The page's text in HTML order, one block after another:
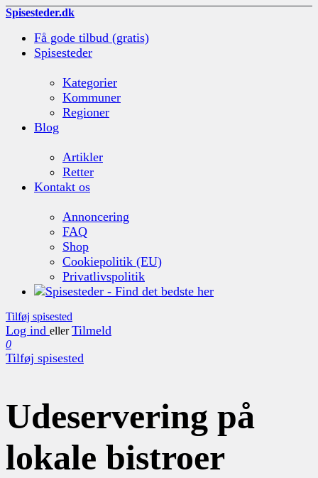
Spisesteder.dk
Få gode tilbud (gratis)
Spisesteder
Kategorier
Kommuner
Regioner
Blog
Artikler
Retter
Kontakt os
Annoncering
FAQ
Shop
Cookiepolitik (EU)
Privatlivspolitik
Tilføj spisested
Log ind eller Tilmeld
0
Tilføj spisested
Udeservering på
lokale bistroer